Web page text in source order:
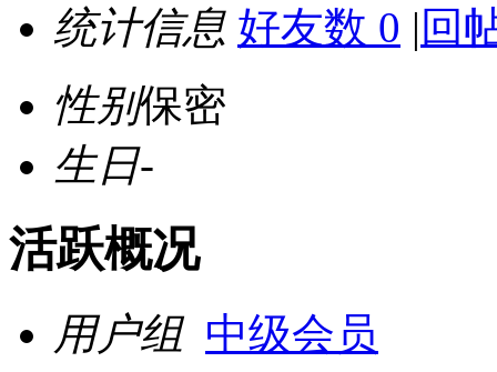
统计信息 好友数 0 | 回
性别保密
生日-
活跃概况
用户组 中级会员